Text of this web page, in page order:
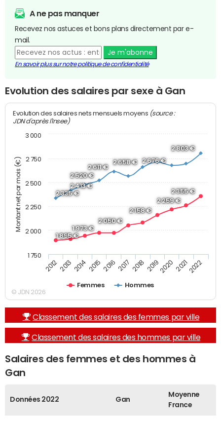
A ne pas manquer
Recevez nos astuces et bons plans directement par e-
mail.
Je m'abonne
En savoir plus sur notre politique de confidentialité
Evolution des salaires par sexe à Gan
Montant net par mois (€)
Evolution des salaires nets mensuels moyens (source :
JDN d'après l'Insee)
1 895 €
1 973 €
2 050 €
2 158 €
2 259 €
2 355 €
2 335 €
2 413 €
2 520 €
2 611 €
2 658 € 2 676 €
2 803 €
Femmes Hommes
2012 2013 2014 2015 2016 2017 2018 20192020 20212022
1 750
2 000
2 250
2 500
2 750
3 000
© JDN 2026
Classement des salaires des femmes par ville
Classement des salaires des hommes par ville
Salaires des femmes et des hommes à
Gan
Données 2022 Gan
Moyenne
France